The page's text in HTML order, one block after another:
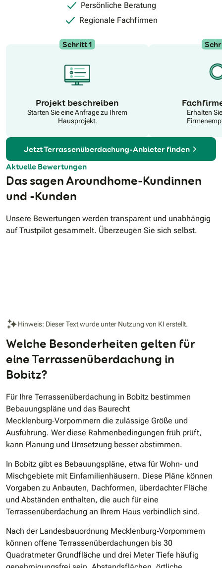
Persönliche Beratung
Regionale Fachfirmen
Schritt 1
Projekt beschreiben
Starten Sie eine Anfrage zu Ihrem
Hausprojekt.
Erhalten
Jetzt Terrassenüberdachung-Anbieter finden
Aktuelle Bewertungen
Das sagen Aroundhome-Kundinnen
und -Kunden
Unsere Bewertungen werden transparent und unabhängig
auf Trustpilot gesammelt. Überzeugen Sie sich selbst.
Hinweis: Dieser Text wurde unter Nutzung von KI erstellt.
Welche Besonderheiten gelten für
eine Terrassenüberdachung in
Bobitz?
Für Ihre Terrassenüberdachung in Bobitz bestimmen
Bebauungspläne und das Baurecht
Mecklenburg‑Vorpommern die zulässige Größe und
Ausführung. Wer diese Rahmenbedingungen früh prüft,
kann Planung und Umsetzung besser abstimmen.
In Bobitz gibt es Bebauungspläne, etwa für Wohn- und
Mischgebiete mit Einfamilienhäusern. Diese Pläne können
Vorgaben zu Anbauten, Dachformen, überdachter Fläche
und Abständen enthalten, die auch für eine
Terrassenüberdachung an Ihrem Haus verbindlich sind.
Nach der Landesbauordnung Mecklenburg‑Vorpommern
können offene Terrassenüberdachungen bis 30
Quadratmeter Grundfläche und drei Meter Tiefe häufig